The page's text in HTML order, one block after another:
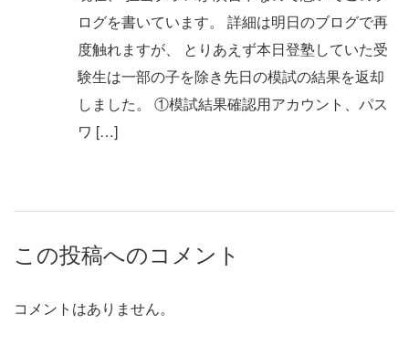
ログを書いています。 詳細は明日のブログで再
度触れますが、 とりあえず本日登塾していた受
験生は一部の子を除き先日の模試の結果を返却
しました。 ①模試結果確認用アカウント、パス
ワ […]
この投稿へのコメント
コメントはありません。